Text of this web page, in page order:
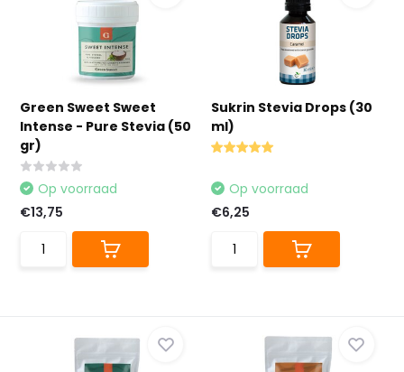
Green Sweet Sweet
Intense - Pure Stevia (50
gr)
Op voorraad
€13,75
Sukrin Stevia Drops (30
ml)
Op voorraad
€6,25